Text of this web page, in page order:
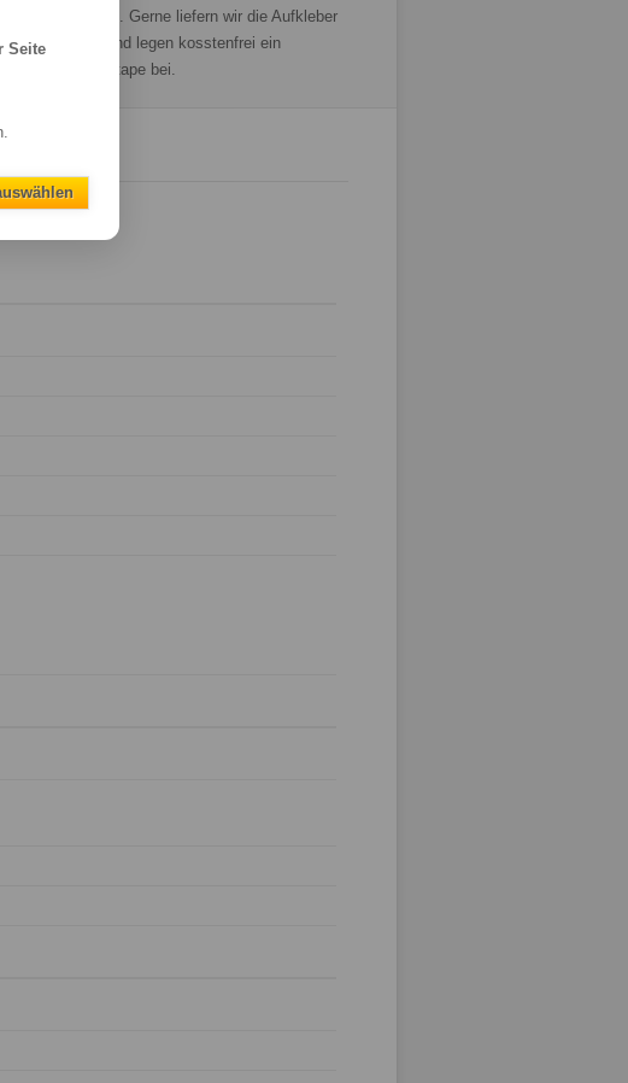
Druckdatei zu. Gerne liefern wir die Aufkleber
unentgittert und legen kosstenfrei ein
Übertragungstape bei.
Seite